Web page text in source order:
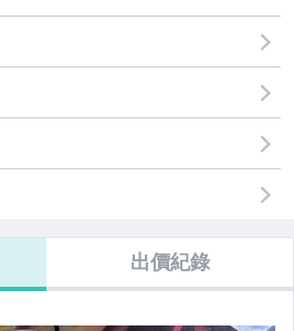
出價紀錄